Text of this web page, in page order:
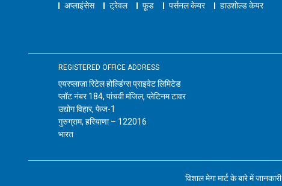
अप्लाइंसेस
ट्रेवल फ़ूड पर्सनल केयर हाउशोल्ड केयर
REGISTERED OFFICE ADDRESS
एयरप्लाज़ा रिटेल होल्डिंग्स प्राइवेट लिमिटेड
प्लॉट नंबर 184, पांचवी मंजिल, प्लेटिनम टावर
उद्योग विहार, फेज-1
गुरुग्राम, हरियाणा – 122016
भारत
विशाल मेगा मार्ट के बारे में जानकारी